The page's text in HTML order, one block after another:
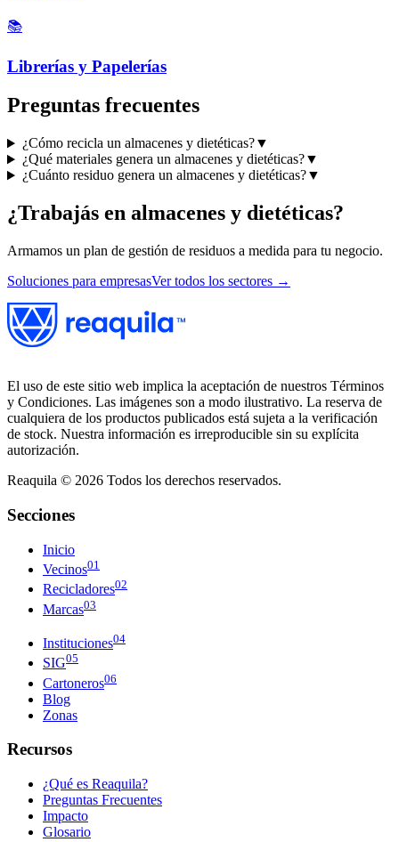
📚
Librerías y Papelerías
Preguntas frecuentes
¿Cómo recicla un almacenes y dietéticas?▼
¿Qué materiales genera un almacenes y dietéticas?▼
¿Cuánto residuo genera un almacenes y dietéticas?▼
¿Trabajás en almacenes y dietéticas?
Armamos un plan de gestión de residuos a medida para tu negocio.
Soluciones para empresasVer todos los sectores →
El uso de este sitio web implica la aceptación de nuestros Términos
y Condiciones. Las imágenes son a modo ilustrativo. La reserva de
cualquiera de los productos publicados está sujeta a la verificación
de stock. Nuestra información es irreproducible sin su explícita
autorización.
Reaquila © 2026 Todos los derechos reservados.
Secciones
Inicio
Vecinos01
Recicladores02
Marcas03
Instituciones04
SIG05
Cartoneros06
Blog
Zonas
Recursos
¿Qué es Reaquila?
Preguntas Frecuentes
Impacto
Glosario